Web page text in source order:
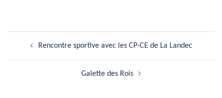
d’articleRencontre sportive avec les CP-CE de La Landec
Galette des Rois